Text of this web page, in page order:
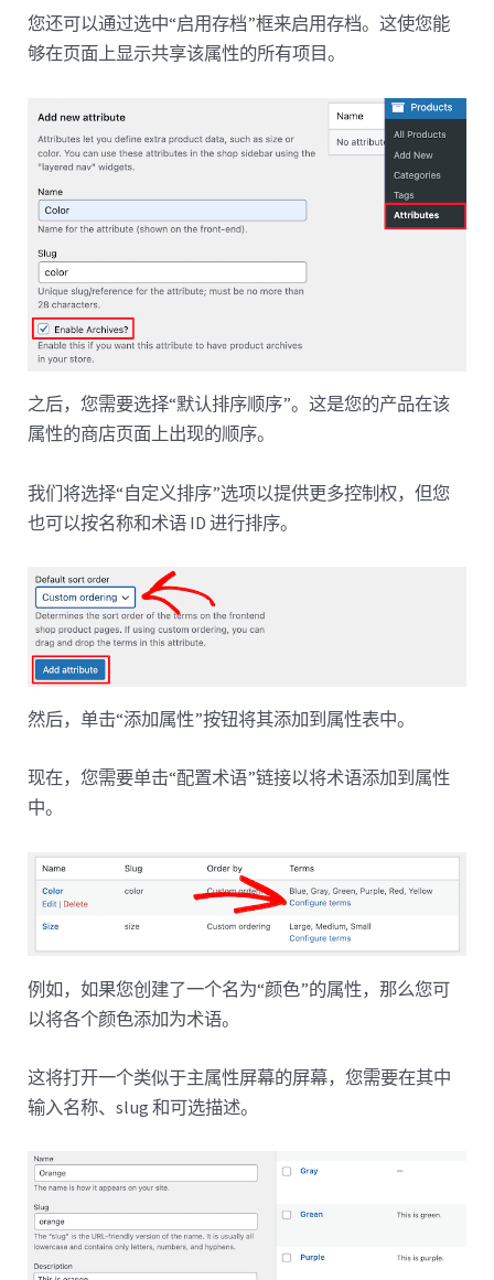
您还可以通过选中“启用存档”框来启用存档。这使您能
够在页面上显示共享该属性的所有项目。
之后，您需要选择“默认排序顺序”。这是您的产品在该
属性的商店页面上出现的顺序。
我们将选择“自定义排序”选项以提供更多控制权，但您
也可以按名称和术语 ID 进行排序。
然后，单击“添加属性”按钮将其添加到属性表中。
现在，您需要单击“配置术语”链接以将术语添加到属性
中。
例如，如果您创建了一个名为“颜色”的属性，那么您可
以将各个颜色添加为术语。
这将打开一个类似于主属性屏幕的屏幕，您需要在其中
输入名称、slug 和可选描述。